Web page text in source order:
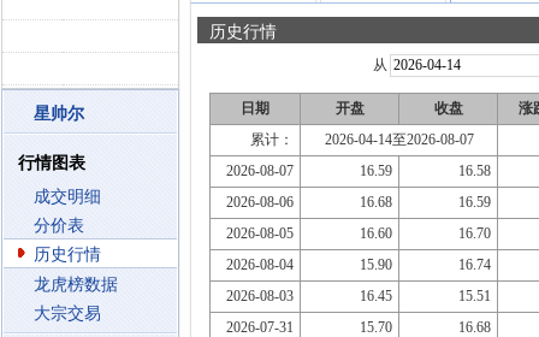
星帅尔
行情图表
成交明细
分价表
历史行情
龙虎榜数据
大宗交易
历史行情
从
日期 开盘 收盘
涨
累计：
2026-04-14至2026-08-07
2026-08-07
16.59
16.58
2026-08-06
16.68
16.59
2026-08-05
16.60
16.70
2026-08-04
15.90
16.74
2026-08-03
16.45
15.51
2026-07-31
15.70
16.68